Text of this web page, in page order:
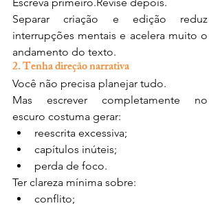
Separar criação e edição reduz
interrupções mentais e acelera muito o
andamento do texto.
2. Tenha direção narrativa
Você não precisa planejar tudo.
Mas escrever completamente no
escuro costuma gerar:
reescrita excessiva;
capítulos inúteis;
perda de foco.
Ter clareza mínima sobre:
conflito;